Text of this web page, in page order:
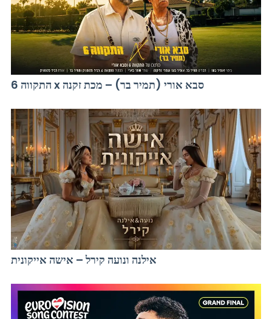
התקווה 6 x סבא אורי (תמיר בר) – מכת זקנה
אילנה ונועה קירל – אישה אייקונית